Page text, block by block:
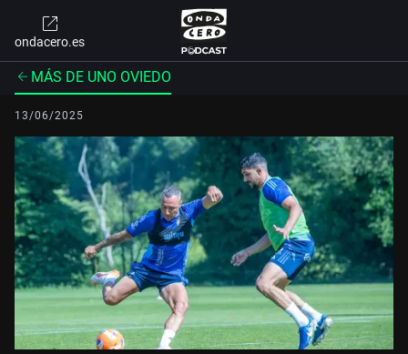
ondacero.es
MÁS DE UNO OVIEDO
13/06/2025